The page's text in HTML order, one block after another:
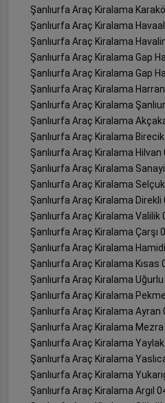
Şanlıurfa Araç Kiralama
Şanlıurfa Araç Kiralama
Şanlıurfa Araç Kiralama
Şanlıurfa Araç Kiralama Gap
Şanlıurfa Araç Kiralama Gap
Şanlıurfa Araç Kiralama
Şanlıurfa Araç Kiralama
Şanlıurfa Araç Kiralama
Şanlıurfa Araç Kiralama
Şanlıurfa Araç Kiralama Hilvan
Şanlıurfa Araç Kiralama
Şanlıurfa Araç Kiralama
Şanlıurfa Araç Kiralama Direkli
Şanlıurfa Araç Kiralama Valilik
Şanlıurfa Araç Kiralama Çarşı
Şanlıurfa Araç Kiralama
Şanlıurfa Araç Kiralama Kısas
Şanlıurfa Araç Kiralama
Şanlıurfa Araç Kiralama
Şanlıurfa Araç Kiralama Ayran
Şanlıurfa Araç Kiralama
Şanlıurfa Araç Kiralama
Şanlıurfa Araç Kiralama
Şanlıurfa Araç Kiralama
Şanlıurfa Araç Kiralama Argıl